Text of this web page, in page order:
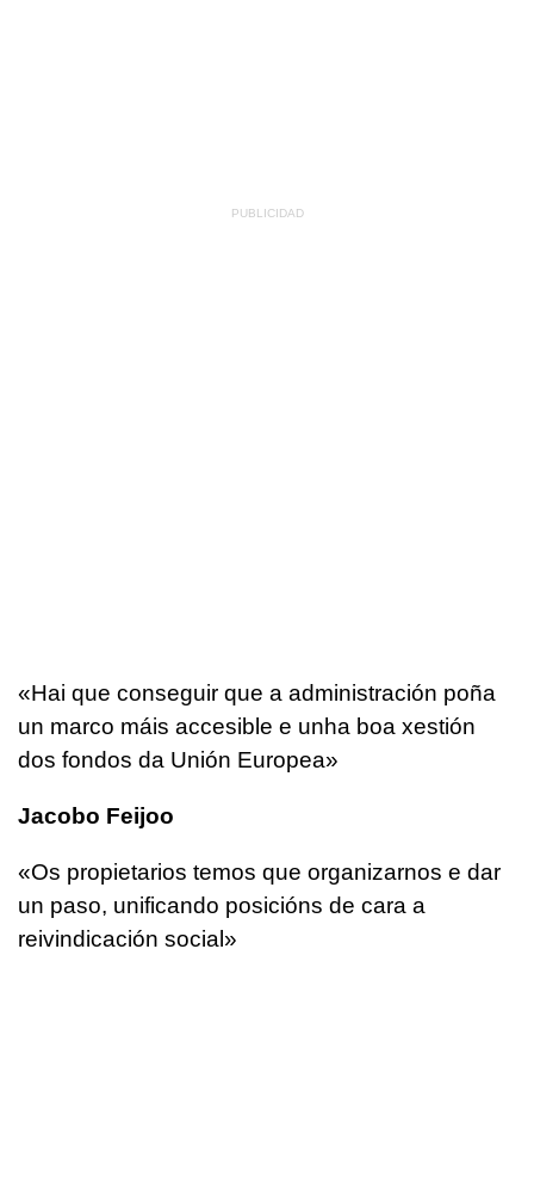
«Hai que conseguir que a administración poña
un marco máis accesible e unha boa xestión
dos fondos da Unión Europea»
Jacobo Feijoo
«Os propietarios temos que organizarnos e dar
un paso, unificando posicións de cara a
reivindicación social»